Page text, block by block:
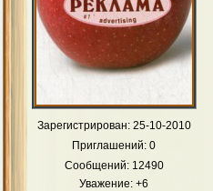
Зарегистрирован: 25-10-2010
Приглашений: 0
Сообщений:12490
Уважение: +6